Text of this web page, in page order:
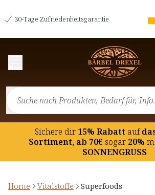
30-Tage Zufriedenheitsgarantie
Sichere dir15% Rabatt auf
Sortiment, ab 70€ sogar20%
SONNENGRUSS
Home Vitalstoffe Superfoods